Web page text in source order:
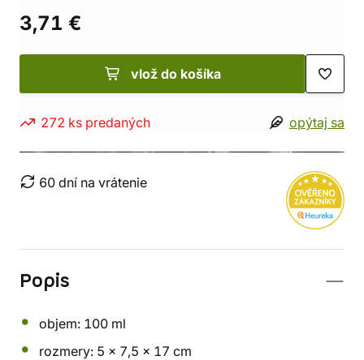
3,71 €
vlož do košíka
272 ks predaných opýtaj sa
60 dní na vrátenie
Popis
objem: 100 ml
rozmery: 5 x 7,5 x 17 cm